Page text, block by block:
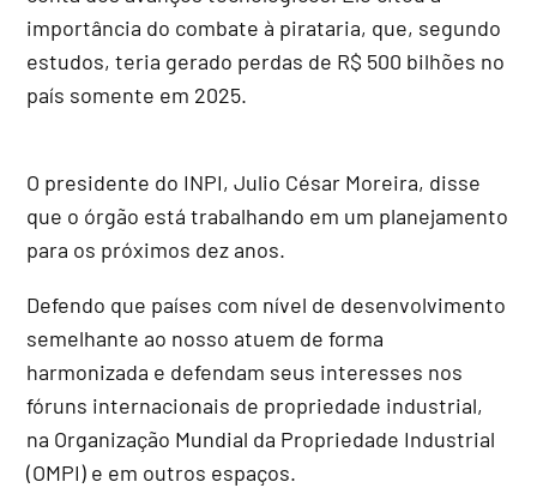
importância do combate à pirataria, que, segundo
estudos, teria gerado perdas de R$ 500 bilhões no
país somente em 2025.
O presidente do INPI, Julio César Moreira, disse
que o órgão está trabalhando em um planejamento
para os próximos dez anos.
Defendo que países com nível de desenvolvimento
semelhante ao nosso atuem de forma
harmonizada e defendam seus interesses nos
fóruns internacionais de propriedade industrial,
na Organização Mundial da Propriedade Industrial
(OMPI) e em outros espaços.